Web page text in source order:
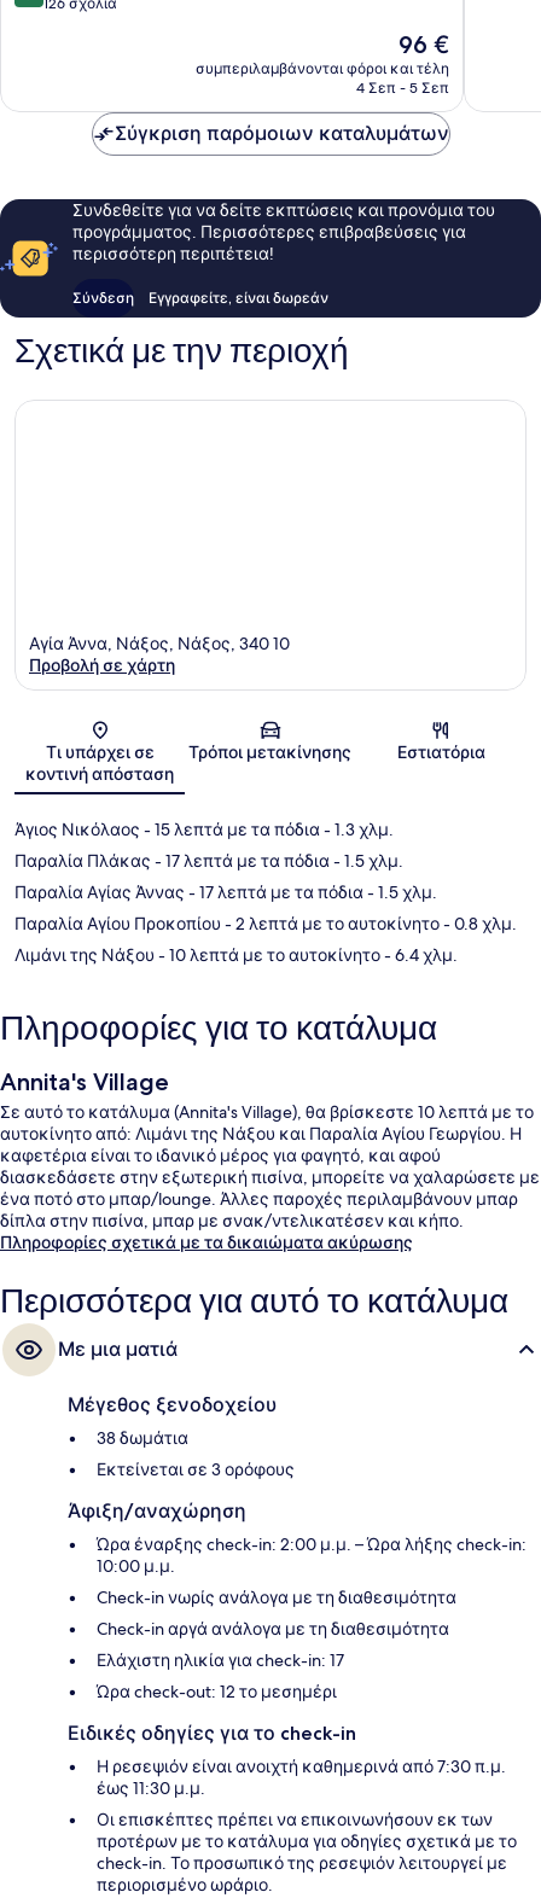
Η
τιμή
είναι
96 €
συμπεριλαμβάνονται φόροι και τέλη
4 Σεπ - 5 Σεπ
Σύγκριση παρόμοιων καταλυμάτων
Συνδεθείτε για να δείτε εκπτώσεις και προνόμια του
προγράμματος. Περισσότερες επιβραβεύσεις για
περισσότερη περιπέτεια!
Σύνδεση Εγγραφείτε, είναι δωρεάν
Σχετικά με την περιοχή
Χάρτης
Αγία Άννα, Νάξος, Νάξος, 340 10
Προβολή σε χάρτη
Τι υπάρχει σε
κοντινή απόσταση
Τρόποι μετακίνησης Εστιατόρια
Άγιος Νικόλαος - 15 λεπτά με τα πόδια- 1.3 χλμ.
Παραλία Πλάκας - 17 λεπτά με τα πόδια- 1.5 χλμ.
Παραλία Αγίας Άννας - 17 λεπτά με τα πόδια- 1.5 χλμ.
Παραλία Αγίου Προκοπίου - 2 λεπτά με το αυτοκίνητο- 0.8 χλμ.
Λιμάνι της Νάξου - 10 λεπτά με το αυτοκίνητο- 6.4 χλμ.
Πληροφορίες για το κατάλυμα
Annita's Village
Σε αυτό το κατάλυμα (Annita's Village), θα βρίσκεστε 10 λεπτά με το
αυτοκίνητο από: Λιμάνι της Νάξου και Παραλία Αγίου Γεωργίου. Η
καφετέρια είναι το ιδανικό μέρος για φαγητό, και αφού
διασκεδάσετε στην εξωτερική πισίνα, μπορείτε να χαλαρώσετε με
ένα ποτό στο μπαρ/lounge. Άλλες παροχές περιλαμβάνουν μπαρ
δίπλα στην πισίνα, μπαρ με σνακ/ντελικατέσεν και κήπο.
Πληροφορίες σχετικά με τα δικαιώματα ακύρωσης
Περισσότερα για αυτό το κατάλυμα
Με μια ματιά
Μέγεθος ξενοδοχείου
38 δωμάτια
Εκτείνεται σε 3 ορόφους
Άφιξη/αναχώρηση
Ώρα έναρξης check-in: 2:00 μ.μ. – Ώρα λήξης check-in:
10:00 μ.μ.
Check-in νωρίς ανάλογα με τη διαθεσιμότητα
Check-in αργά ανάλογα με τη διαθεσιμότητα
Ελάχιστη ηλικία για check-in: 17
Ώρα check-out: 12 το μεσημέρι
Ειδικές οδηγίες για το check-in
Η ρεσεψιόν είναι ανοιχτή καθημερινά από 7:30 π.μ.
έως 11:30 μ.μ.
Οι επισκέπτες πρέπει να επικοινωνήσουν εκ των
προτέρων με το κατάλυμα για οδηγίες σχετικά με το
check-in. Το προσωπικό της ρεσεψιόν λειτουργεί με
περιορισμένο ωράριο.